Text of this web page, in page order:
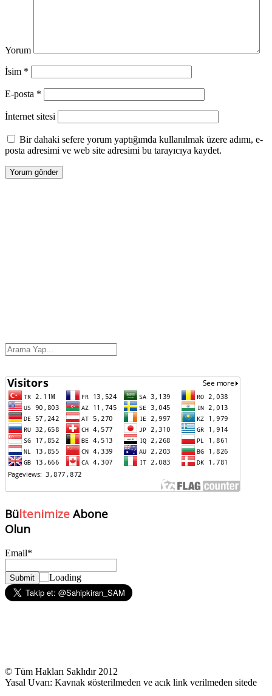
Yorum
İsim *
E-posta *
İnternet sitesi
Bir dahaki sefere yorum yaptığımda kullanılmak üzere adımı, e-
posta adresimi ve web site adresimi bu tarayıcıya kaydet.
Bültenimize Abone
Olun
Email*
© Tüm Hakları Saklıdır 2012
Yasal Uyarı: Kaynak gösterilmeden ve açık link verilmeden sitede